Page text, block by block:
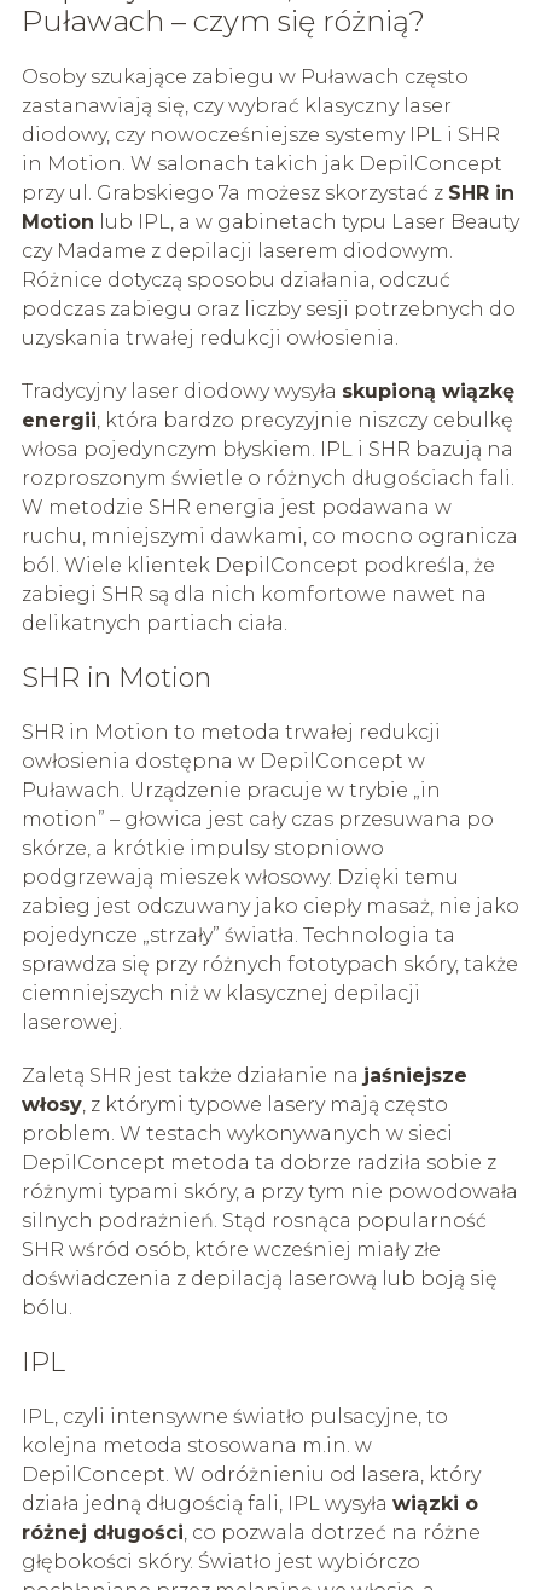
Puławach – czym się różnią?
Osoby szukające zabiegu w Puławach często
zastanawiają się, czy wybrać klasyczny laser
diodowy, czy nowocześniejsze systemy IPL i SHR
in Motion. W salonach takich jak DepilConcept
przy ul. Grabskiego 7a możesz skorzystać z SHR in
Motion lub IPL, a w gabinetach typu Laser Beauty
czy Madame z depilacji laserem diodowym.
Różnice dotyczą sposobu działania, odczuć
podczas zabiegu oraz liczby sesji potrzebnych do
uzyskania trwałej redukcji owłosienia.
Tradycyjny laser diodowy wysyła skupioną wiązkę
energii, która bardzo precyzyjnie niszczy cebulkę
włosa pojedynczym błyskiem. IPL i SHR bazują na
rozproszonym świetle o różnych długościach fali.
W metodzie SHR energia jest podawana w
ruchu, mniejszymi dawkami, co mocno ogranicza
ból. Wiele klientek DepilConcept podkreśla, że
zabiegi SHR są dla nich komfortowe nawet na
delikatnych partiach ciała.
SHR in Motion
SHR in Motion to metoda trwałej redukcji
owłosienia dostępna w DepilConcept w
Puławach. Urządzenie pracuje w trybie „in
motion” – głowica jest cały czas przesuwana po
skórze, a krótkie impulsy stopniowo
podgrzewają mieszek włosowy. Dzięki temu
zabieg jest odczuwany jako ciepły masaż, nie jako
pojedyncze „strzały” światła. Technologia ta
sprawdza się przy różnych fototypach skóry, także
ciemniejszych niż w klasycznej depilacji
laserowej.
Zaletą SHR jest także działanie na jaśniejsze
włosy, z którymi typowe lasery mają często
problem. W testach wykonywanych w sieci
DepilConcept metoda ta dobrze radziła sobie z
różnymi typami skóry, a przy tym nie powodowała
silnych podrażnień. Stąd rosnąca popularność
SHR wśród osób, które wcześniej miały złe
doświadczenia z depilacją laserową lub boją się
bólu.
IPL
IPL, czyli intensywne światło pulsacyjne, to
kolejna metoda stosowana m.in. w
DepilConcept. W odróżnieniu od lasera, który
działa jedną długością fali, IPL wysyła wiązki o
różnej długości, co pozwala dotrzeć na różne
głębokości skóry. Światło jest wybiórczo